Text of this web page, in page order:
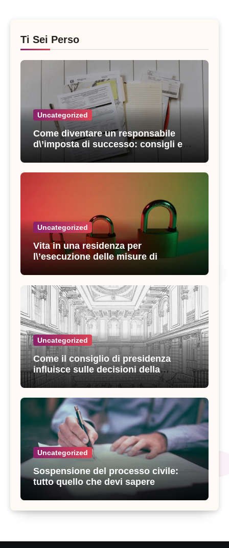
Ti Sei Perso
Uncategorized
Come diventare un responsabile
d\’imposta di successo: consigli e
strategie vincenti
Uncategorized
Vita in una residenza per
l\’esecuzione delle misure di
Uncategorized
Come il consiglio di presidenza
influisce sulle decisioni della
giustizia amministrativa
Uncategorized
Sospensione del processo civile:
tutto quello che devi sapere